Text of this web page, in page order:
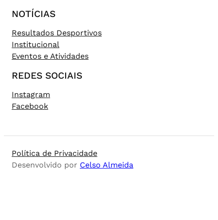
NOTÍCIAS
Resultados Desportivos
Institucional
Eventos e Atividades
REDES SOCIAIS
Instagram
Facebook
Política de Privacidade
Desenvolvido por Celso Almeida